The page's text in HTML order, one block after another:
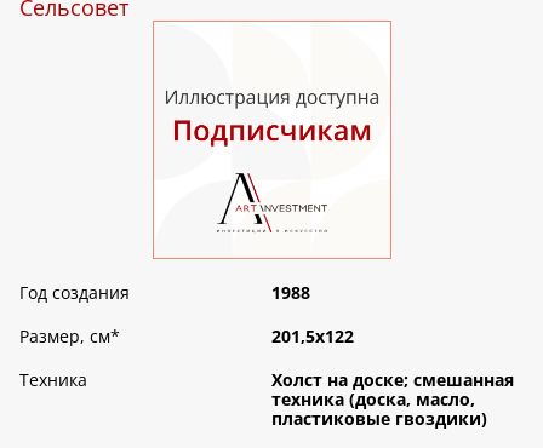
Сельсовет
Год создания
1988
Размер, см*
201,5х122
Техника
Холст на доске; смешанная
техника (доска, масло,
пластиковые гвоздики)